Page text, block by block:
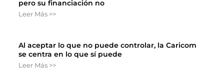
pero su financiación no
Leer Más >>
Al aceptar lo que no puede controlar, la Caricom
se centra en lo que sí puede
Leer Más >>